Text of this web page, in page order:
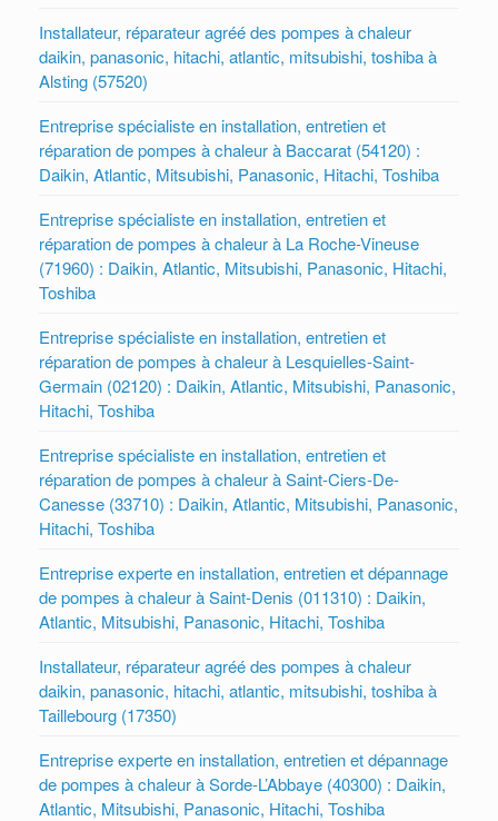
Installateur, réparateur agréé des pompes à chaleur
daikin, panasonic, hitachi, atlantic, mitsubishi, toshiba à
Alsting (57520)
Entreprise spécialiste en installation, entretien et
réparation de pompes à chaleur à Baccarat (54120) :
Daikin, Atlantic, Mitsubishi, Panasonic, Hitachi, Toshiba
Entreprise spécialiste en installation, entretien et
réparation de pompes à chaleur à La Roche-Vineuse
(71960) : Daikin, Atlantic, Mitsubishi, Panasonic, Hitachi,
Toshiba
Entreprise spécialiste en installation, entretien et
réparation de pompes à chaleur à Lesquielles-Saint-
Germain (02120) : Daikin, Atlantic, Mitsubishi, Panasonic,
Hitachi, Toshiba
Entreprise spécialiste en installation, entretien et
réparation de pompes à chaleur à Saint-Ciers-De-
Canesse (33710) : Daikin, Atlantic, Mitsubishi, Panasonic,
Hitachi, Toshiba
Entreprise experte en installation, entretien et dépannage
de pompes à chaleur à Saint-Denis (011310) : Daikin,
Atlantic, Mitsubishi, Panasonic, Hitachi, Toshiba
Installateur, réparateur agréé des pompes à chaleur
daikin, panasonic, hitachi, atlantic, mitsubishi, toshiba à
Taillebourg (17350)
Entreprise experte en installation, entretien et dépannage
de pompes à chaleur à Sorde-L’Abbaye (40300) : Daikin,
Atlantic, Mitsubishi, Panasonic, Hitachi, Toshiba